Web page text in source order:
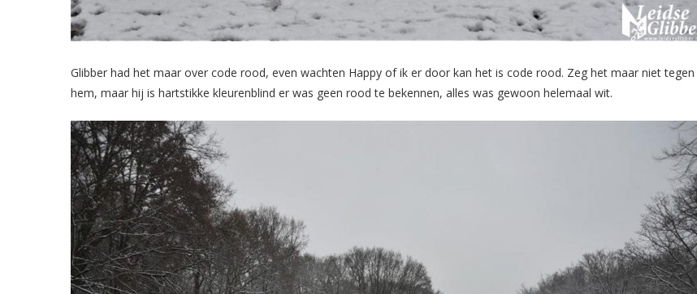
Glibber had het maar over code rood, even wachten Happy of ik er door kan het is code rood. Zeg het maar niet tegen
hem, maar hij is hartstikke kleurenblind er was geen rood te bekennen, alles was gewoon helemaal wit.